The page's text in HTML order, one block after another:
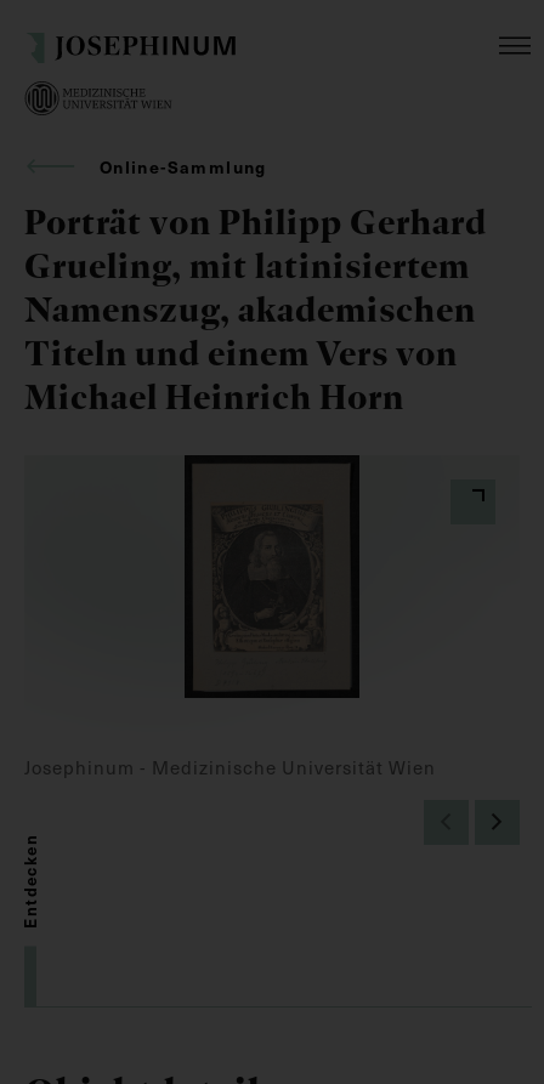
Online-Sammlung
Porträt von Philipp Gerhard
Grueling, mit latinisiertem
Namenszug, akademischen
Titeln und einem Vers von
Michael Heinrich Horn
Josephinum - Medizinische Universität Wien
Entdecken